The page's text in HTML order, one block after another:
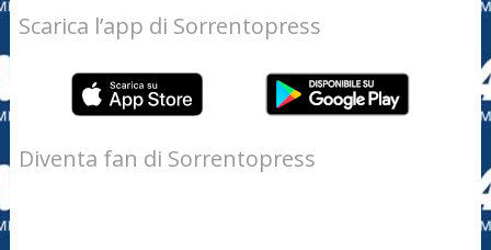
Scarica l’app di Sorrentopress
Diventa fan di Sorrentopress